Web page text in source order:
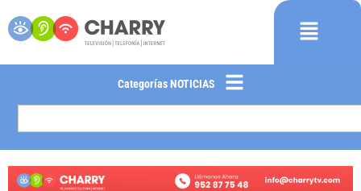
Categorías NOTICIAS